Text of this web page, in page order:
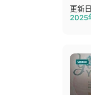
更新
2025